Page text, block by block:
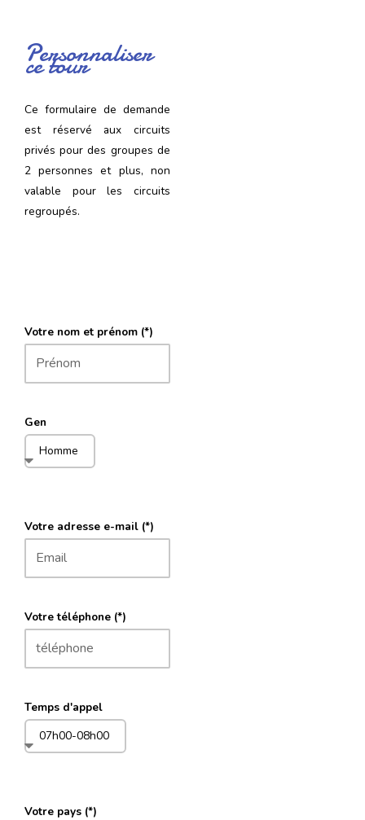
Personnaliser
ce tour
Ce formulaire de demande
est réservé aux circuits
privés pour des groupes de
2 personnes et plus, non
valable pour les circuits
regroupés.
Votre nom et prénom (*)
Gen
Votre adresse e-mail (*)
Votre téléphone (*)
Temps d'appel
Votre pays (*)